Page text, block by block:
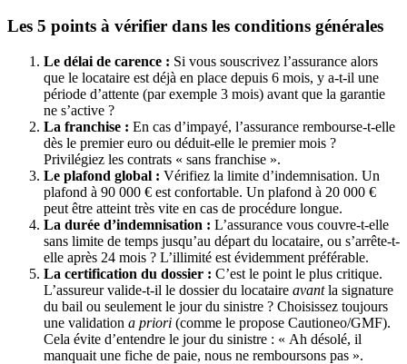
Les 5 points à vérifier dans les conditions générales
Le délai de carence : Si vous souscrivez l’assurance alors
que le locataire est déjà en place depuis 6 mois, y a-t-il une
période d’attente (par exemple 3 mois) avant que la garantie
ne s’active ?
La franchise : En cas d’impayé, l’assurance rembourse-t-elle
dès le premier euro ou déduit-elle le premier mois ?
Privilégiez les contrats « sans franchise ».
Le plafond global : Vérifiez la limite d’indemnisation. Un
plafond à 90 000 € est confortable. Un plafond à 20 000 €
peut être atteint très vite en cas de procédure longue.
La durée d’indemnisation : L’assurance vous couvre-t-elle
sans limite de temps jusqu’au départ du locataire, ou s’arrête-t-
elle après 24 mois ? L’illimité est évidemment préférable.
La certification du dossier : C’est le point le plus critique.
L’assureur valide-t-il le dossier du locataire avantla signature
du bail ou seulement le jour du sinistre ? Choisissez toujours
une validation a priori (comme le propose Cautioneo/GMF).
Cela évite d’entendre le jour du sinistre : « Ah désolé, il
manquait une fiche de paie, nous ne remboursons pas ».